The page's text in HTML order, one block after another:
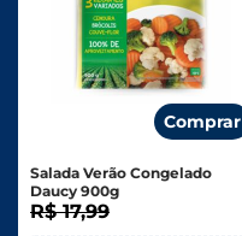
Comprar
Salada Verão Congelado
Daucy 900g
R$ 17,99